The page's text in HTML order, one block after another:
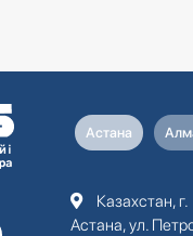
Астана
Казахстан, г.
Астана, ул.